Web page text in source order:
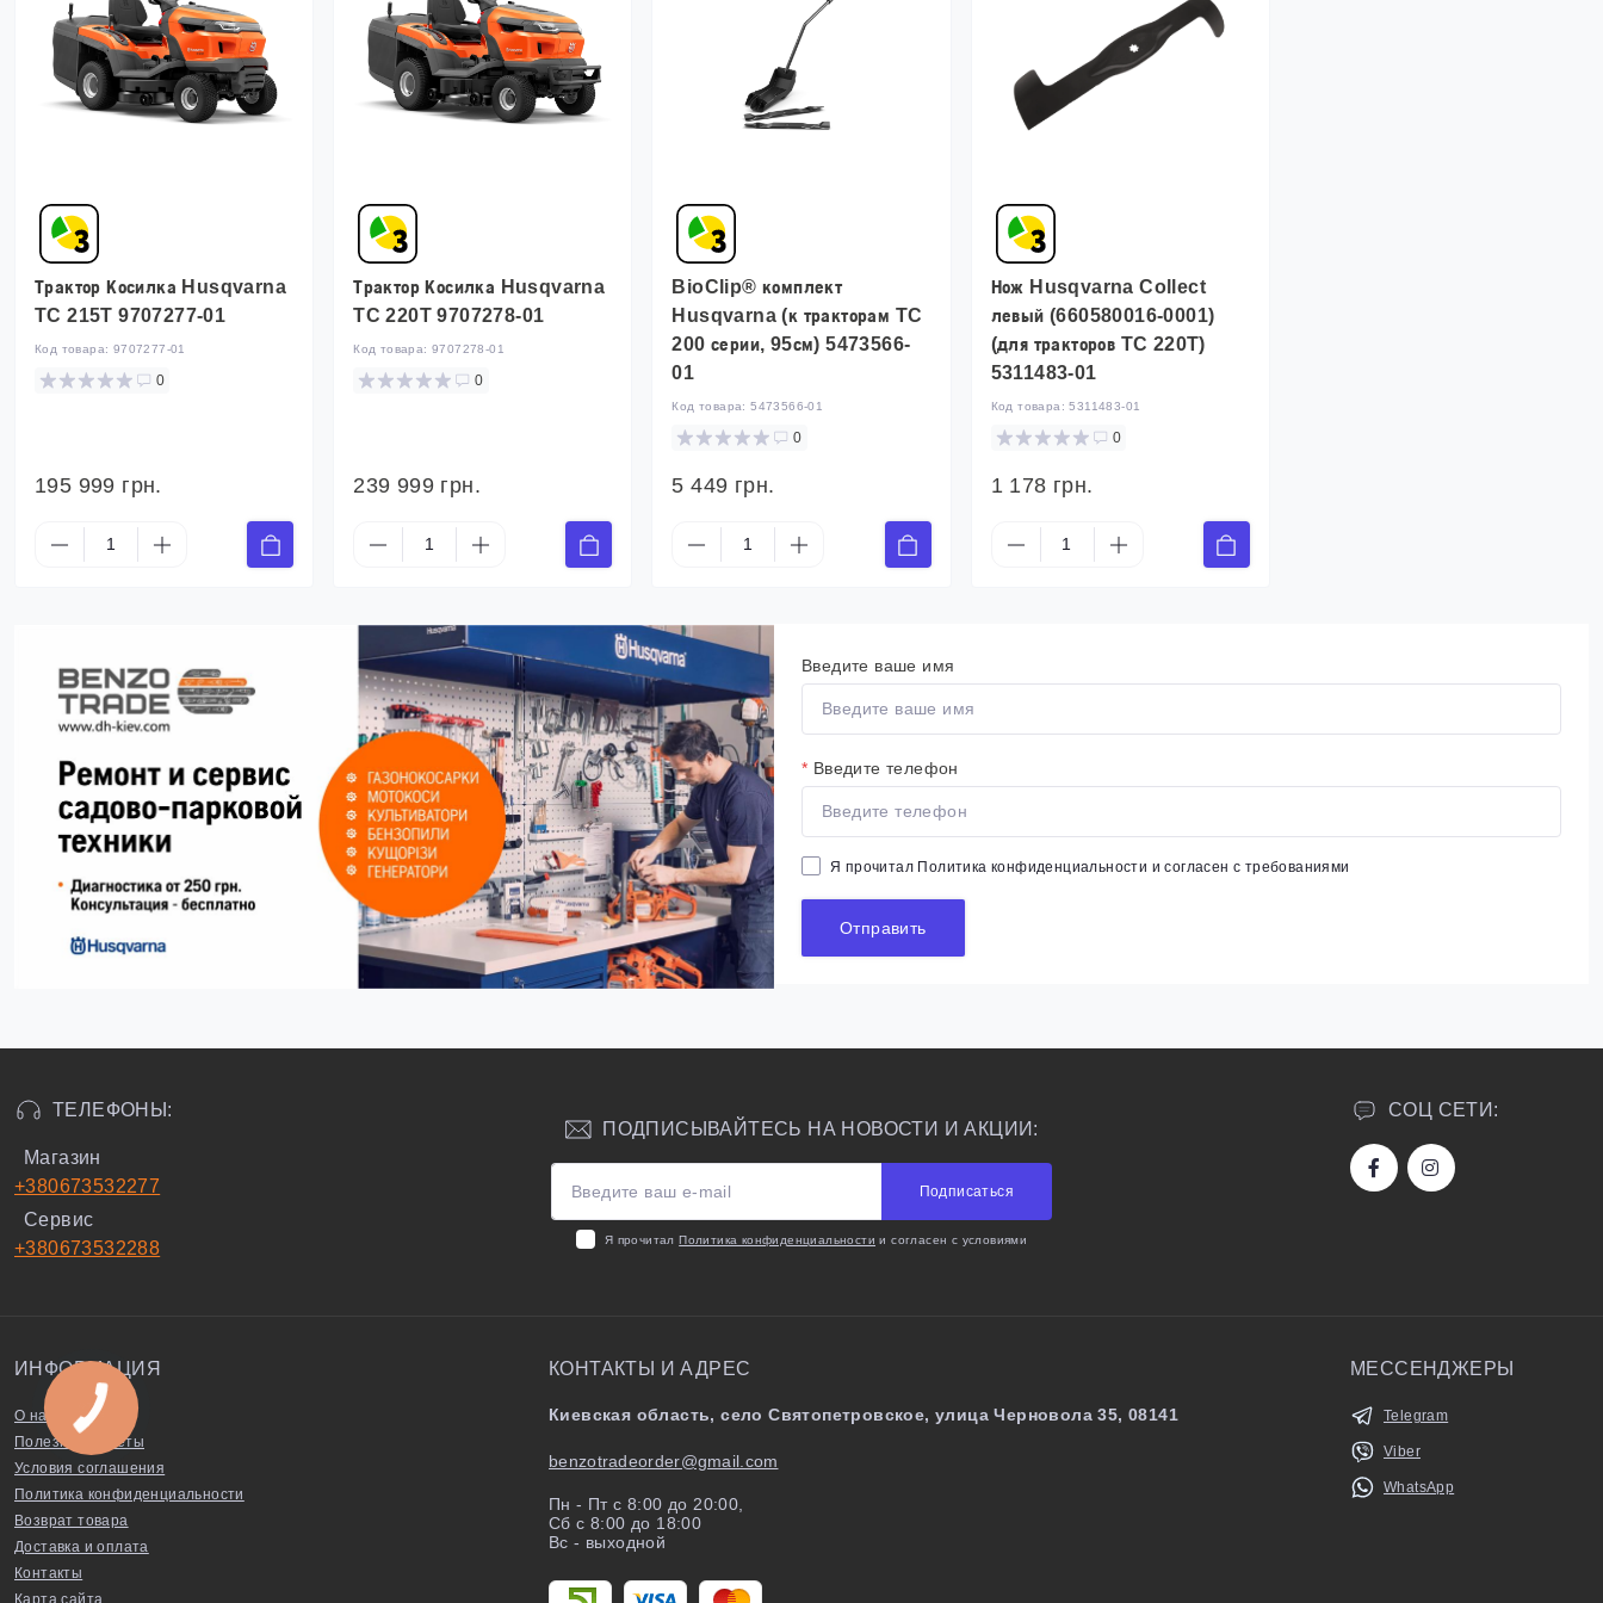
Трактор Косилка Husqvarna
TC 215T 9707277-01
Код товара: 9707277-01
0
195 999 грн.
Трактор Косилка Husqvarna
TC 220T 9707278-01
Код товара: 9707278-01
0
239 999 грн.
BioClip® комплект
Husqvarna (к тракторам TC
200 серии, 95см) 5473566-
01
Код товара:5473566-01
0
5 449 грн.
Нож Husqvarna Collect
левый (660580016-0001)
(для тракторов TC 220T)
5311483-01
Код товара:5311483-01
0
1 178 грн.
Введите ваше имя
* Введите телефон
Я прочитал Политика конфиденциальности и согласен с требованиями
Отправить
ТЕЛЕФОНЫ:
Магазин
+380673532277
Сервис
+380673532288
СОЦ СЕТИ:
ПОДПИСЫВАЙТЕСЬ НА НОВОСТИ И АКЦИИ:
Подписаться
Я прочиталПолитика конфиденциальности и согласен с условиями
ИНФОРМАЦИЯ
О нас
Полезные советы
Условия соглашения
Политика конфиденциальности
Возврат товара
Доставка и оплата
Контакты
Карта сайта
КОНТАКТЫ И АДРЕС
Киевская область, село Святопетровское, улица Черновола 35, 08141
benzotradeorder@gmail.com
Пн - Пт с 8:00 до 20:00,
Сб с 8:00 до 18:00
Вс - выходной
МЕССЕНДЖЕРЫ
Telegram
Viber
WhatsApp